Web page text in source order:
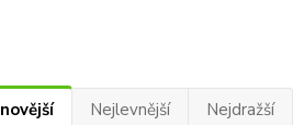
Nejlevnější Nejdražší